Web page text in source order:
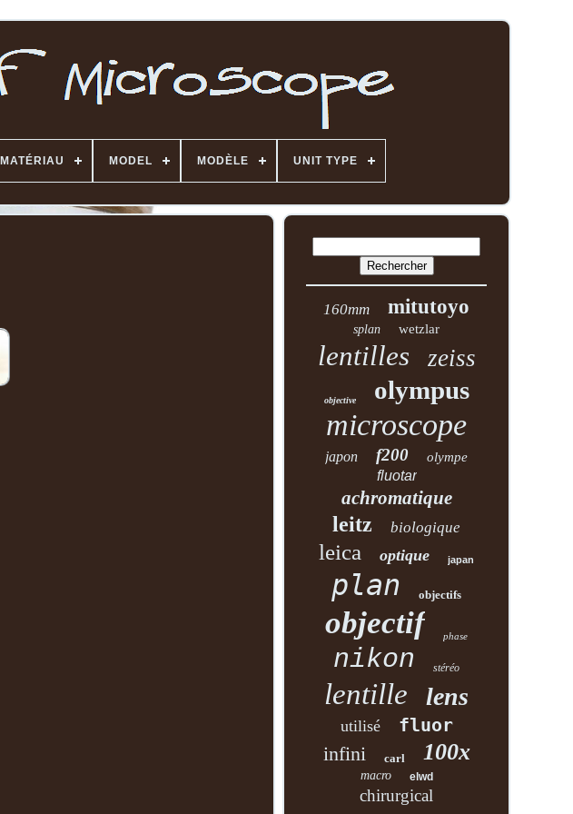
MATÉRIAU MODEL MODÈLE UNIT TYPE
160mm mitutoyo
splan wetzlar
lentilles zeiss
objective olympus
microscope
japon f200 olympe
fluotar
achromatique
leitz biologique
leica optique japan
plan objectifs
objectif phase
nikon stéréo
lentille lens
utilisé fluor
infini carl 100x
macro elwd
chirurgical